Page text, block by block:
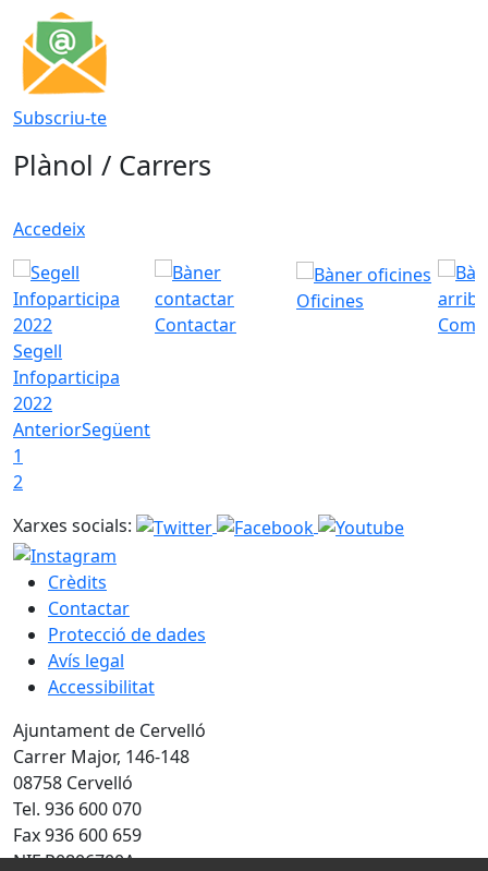
Subscriu-te
Plànol / Carrers
Accedeix
Segell
Infoparticipa
2022
Contactar
Oficines
Com
AnteriorSegüent
1
2
Xarxes socials:
Crèdits
Contactar
Protecció de dades
Avís legal
Accessibilitat
Ajuntament de Cervelló
Carrer Major, 146-148
08758 Cervelló
Tel. 936 600 070
Fax 936 600 659
NIF P0806700A